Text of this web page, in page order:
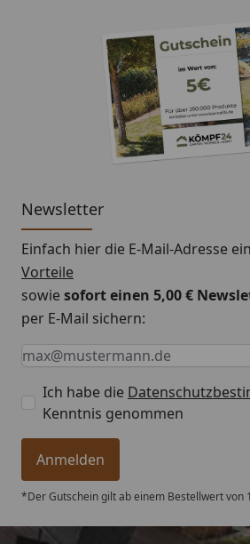
3. Öffnen Sie die Säcke mit dem
und schütten dieses in die
Lagerhölzern, auf die
4. Die Oberfläche kann
Dachlatte o.Ä. abgezogen werden.
Montageanleitung
Newsletter
Einfach hier die E-Mail-Adresse
Vorteile
sowiesofort einen 5,00 €
per E-Mail sichern:
Keine Eingabe erforderlich
Eingabe erforderlich
E-Mail *
Ich habe die
Kenntnis genommen
Anmelden
*Der Gutschein gilt ab einem Bestellwert von